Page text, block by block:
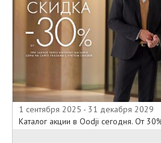
1 сентября 2025 - 31 декабря 2029
Каталог акции в Oodji сегодня. От